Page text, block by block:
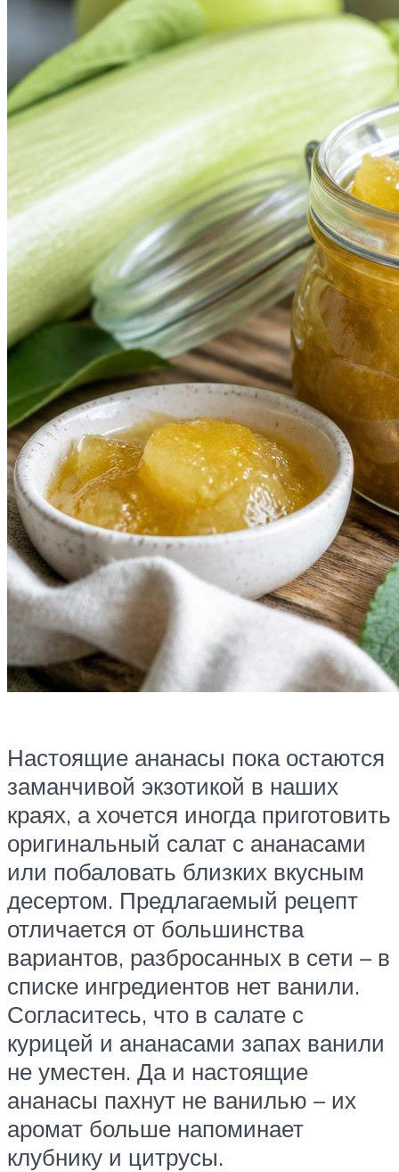
Настоящие ананасы пока остаются
заманчивой экзотикой в наших
краях, а хочется иногда приготовить
оригинальный салат с ананасами
или побаловать близких вкусным
десертом. Предлагаемый рецепт
отличается от большинства
вариантов, разбросанных в сети – в
списке ингредиентов нет ванили.
Согласитесь, что в салате с
курицей и ананасами запах ванили
не уместен. Да и настоящие
ананасы пахнут не ванилью – их
аромат больше напоминает
клубнику и цитрусы.